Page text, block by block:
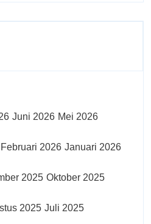
Juni 2026 Mei 2026
Februari 2026 Januari 2026
2025 Oktober 2025
2025 Juli 2025